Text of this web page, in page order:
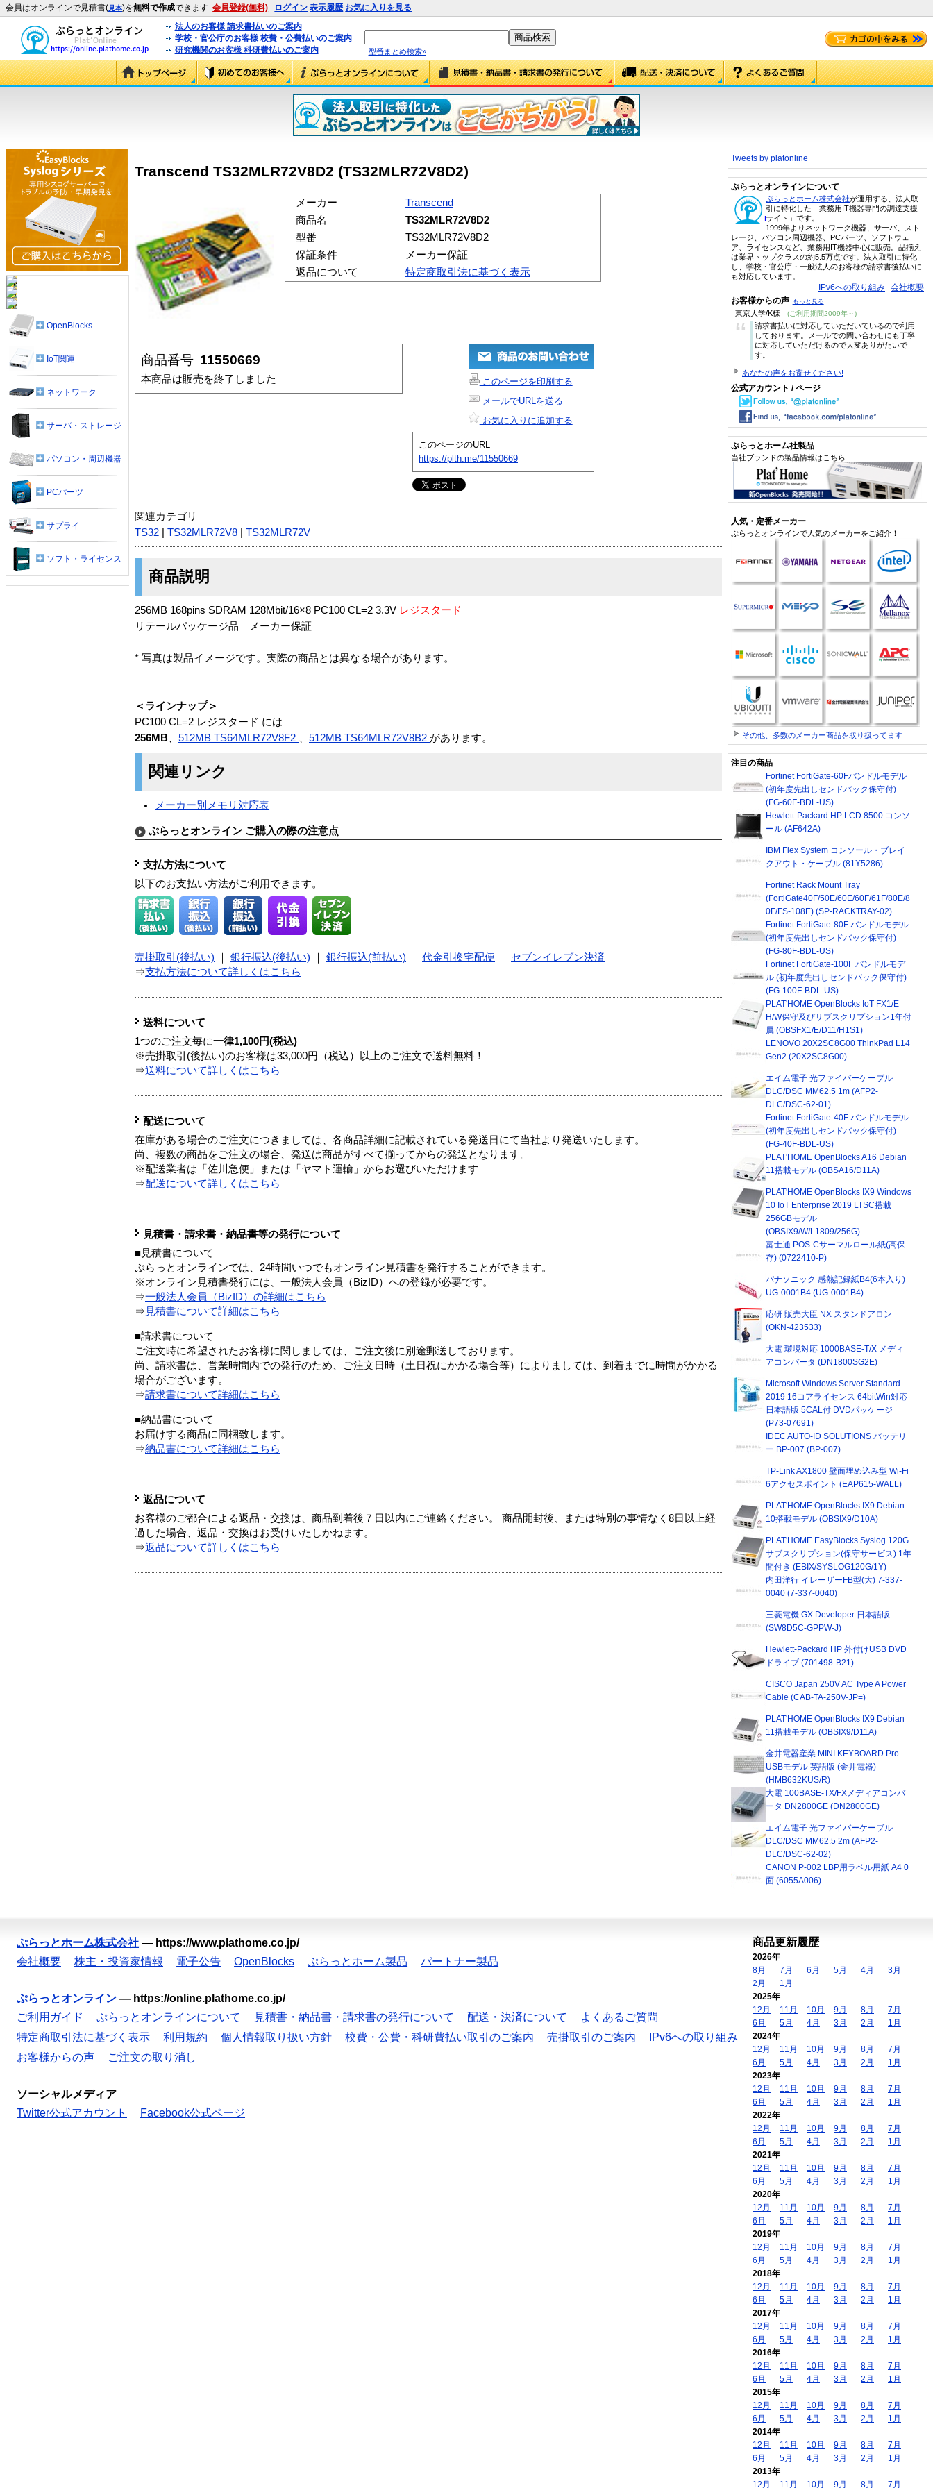
会員はオンラインで見積書(見本)を無料で作成できます 会員登録(無料) ログイン 表示履歴 お気に入りを見る
法人のお客様 請求書払いのご案内
学校・官公庁のお客様 校費・公費払いのご案内
研究機関のお客様 科研費払いのご案内
型番まとめ検索»
Transcend TS32MLR72V8D2 (TS32MLR72V8D2)
メーカー
Transcend
商品名
TS32MLR72V8D2
型番
TS32MLR72V8D2
保証条件
メーカー保証
返品について
特定商取引法に基づく表示
商品番号 11550669
本商品は販売を終了しました
このページを印刷する
メールでURLを送る
お気に入りに追加する
このページのURL
https://plth.me/11550669
関連カテゴリ
TS32
TS32MLR72V8 TS32MLR72V
商品説明
256MB 168pins SDRAM 128Mbit/16×8 PC100 CL=2 3.3V レジスタード
リテールパッケージ品 メーカー保証
* 写真は製品イメージです。実際の商品とは異なる場合があります。
＜ラインナップ＞
PC100 CL=2 レジスタード には
256MB
512MB TS64MLR72V8F2 512MB TS64MLR72V8B2 があります。
関連リンク
メーカー別メモリ対応表
ぷらっとオンライン ご購入の際の注意点
支払方法について
以下のお支払い方法がご利用できます。
売掛取引(後払い) 銀行振込(後払い) 銀行振込(前払い) 代金引換宅配便
セブンイレブン決済
⇒支払方法について詳しくはこちら
送料について
1つのご注文毎に一律1,100円(税込)
※売掛取引(後払い)のお客様は33,000円（税込）以上のご注文で送料無料！
⇒送料について詳しくはこちら
配送について
在庫がある場合のご注文につきましては、各商品詳細に記載されている発送日にて当社より発送いたします。
尚、複数の商品をご注文の場合、発送は商品がすべて揃ってからの発送となります。
※配送業者は「佐川急便」または「ヤマト運輸」からお選びいただけます
⇒配送について詳しくはこちら
見積書・請求書・納品書等の発行について
■見積書について
ぷらっとオンラインでは、24時間いつでもオンライン見積書を発行することができます。
※オンライン見積書発行には、一般法人会員（BizID）への登録が必要です。
⇒一般法人会員（BizID）の詳細はこちら
⇒ 見積書について詳細はこちら
■請求書について
ご注文時に希望されたお客様に関しましては、ご注文後に別途郵送しております。
尚、請求書は、営業時間内での発行のため、ご注文日時（土日祝にかかる場合等）によりましては、到着までに時間がかかる
場合がございます。
⇒請求書について詳細はこちら
■納品書について
お届けする商品に同梱致します。
⇒納品書について詳細はこちら
返品について
お客様のご都合による返品・交換は、商品到着後７日以内にご連絡ください。 商品開封後、または特別の事情なく8日以上経
過した場合、返品・交換はお受けいたしかねます。
⇒返品について詳しくはこちら
OpenBlocks
IoT関連
ネットワーク
サーバ・ストレージ
パソコン・周辺機器
PCパーツ
サプライ
ソフト・ライセンス
Tweets by platonline
ぷらっとオンラインについて
ぷらっとホーム株式会社が運用する、法人取
引に特化した「業務用IT機器専門の調達支援
サイト」です。
1999年よりネットワーク機器、サーバ、スト
レージ、パソコン周辺機器、PCパーツ、ソフトウェ
ア、ライセンスなど、業務用IT機器中心に販売。品揃え
は業界トップクラスの約5.5万点です。法人取引に特化
し、学校・官公庁・一般法人のお客様の請求書後払いに
も対応しています。
IPv6への取り組み 会社概要
お客様からの声 もっと見る
東京大学/K様 (ご利用期間2009年～)
“
請求書払いに対応していただいているので利用
しております。メールでの問い合わせにも丁寧
に対応していただけるので大変ありがたいで
す。
あなたの声をお寄せください!
公式アカウント / ページ
ぷらっとホーム社製品
当社ブランドの製品情報はこちら
人気・定番メーカー
ぷらっとオンラインで人気のメーカーをご紹介！
その他、多数のメーカー商品を取り扱ってます
注目の商品
Fortinet FortiGate-60Fバンドルモデル
(初年度先出しセンドバック保守付)
(FG-60F-BDL-US)
Hewlett-Packard HP LCD 8500 コンソ
ール (AF642A)
IBM Flex System コンソール・ブレイ
クアウト・ケーブル (81Y5286)
Fortinet Rack Mount Tray
(FortiGate40F/50E/60E/60F/61F/80E/8
0F/FS-108E) (SP-RACKTRAY-02)
Fortinet FortiGate-80F バンドルモデル
(初年度先出しセンドバック保守付)
(FG-80F-BDL-US)
Fortinet FortiGate-100F バンドルモデ
ル (初年度先出しセンドバック保守付)
(FG-100F-BDL-US)
PLAT'HOME OpenBlocks IoT FX1/E
H/W保守及びサブスクリプション1年付
属 (OBSFX1/E/D11/H1S1)
LENOVO 20X2SC8G00 ThinkPad L14
Gen2 (20X2SC8G00)
エイム電子 光ファイバーケーブル
DLC/DSC MM62.5 1m (AFP2-
DLC/DSC-62-01)
Fortinet FortiGate-40F バンドルモデル
(初年度先出しセンドバック保守付)
(FG-40F-BDL-US)
PLAT'HOME OpenBlocks A16 Debian
11搭載モデル (OBSA16/D11A)
PLAT'HOME OpenBlocks IX9 Windows
10 IoT Enterprise 2019 LTSC搭載
256GBモデル
(OBSIX9/W/L1809/256G)
富士通 POS-Cサーマルロール紙(高保
存) (0722410-P)
パナソニック 感熱記録紙B4(6本入り)
UG-0001B4 (UG-0001B4)
応研 販売大臣 NX スタンドアロン
(OKN-423533)
大電 環境対応 1000BASE-T/X メディ
アコンバータ (DN1800SG2E)
Microsoft Windows Server Standard
2019 16コアライセンス 64bitWin対応
日本語版 5CAL付 DVDパッケージ
(P73-07691)
IDEC AUTO-ID SOLUTIONS バッテリ
ー BP-007 (BP-007)
TP-Link AX1800 壁面埋め込み型 Wi-Fi
6アクセスポイント (EAP615-WALL)
PLAT'HOME OpenBlocks IX9 Debian
10搭載モデル (OBSIX9/D10A)
PLAT'HOME EasyBlocks Syslog 120G
サブスクリプション(保守サービス) 1年
間付き (EBIX/SYSLOG120G/1Y)
内田洋行 イレーザーFB型(大) 7-337-
0040 (7-337-0040)
三菱電機 GX Developer 日本語版
(SW8D5C-GPPW-J)
Hewlett-Packard HP 外付けUSB DVD
ドライブ (701498-B21)
CISCO Japan 250V AC Type A Power
Cable (CAB-TA-250V-JP=)
PLAT'HOME OpenBlocks IX9 Debian
11搭載モデル (OBSIX9/D11A)
金井電器産業 MINI KEYBOARD Pro
USBモデル 英語版 (金井電器)
(HMB632KUS/R)
大電 100BASE-TX/FXメディアコンバ
ータ DN2800GE (DN2800GE)
エイム電子 光ファイバーケーブル
DLC/DSC MM62.5 2m (AFP2-
DLC/DSC-62-02)
CANON P-002 LBP用ラベル用紙 A4 0
面 (6055A006)
ぷらっとホーム株式会社 — https://www.plathome.co.jp/
会社概要
株主・投資家情報 電子公告 OpenBlocks ぷらっとホーム製品 パートナー製品
ぷらっとオンライン — https://online.plathome.co.jp/
ご利用ガイド
ぷらっとオンラインについて 見積書・納品書・請求書の発行について 配送・決済について
よくあるご質問
特定商取引法に基づく表示
利用規約 個人情報取り扱い方針 校費・公費・科研費払い取引のご案内 売掛取引のご案内
IPv6への取り組み
お客様からの声
ご注文の取り消し
ソーシャルメディア
Twitter公式アカウント
Facebook公式ページ
商品更新履歴
2026年
8月
7月 6月 5月 4月
3月
2月
1月
2025年
12月
11月 10月 9月 8月
7月
6月
5月 4月 3月 2月
1月
2024年
12月
11月 10月 9月 8月
7月
6月
5月 4月 3月 2月
1月
2023年
12月
11月 10月 9月 8月
7月
6月
5月 4月 3月 2月
1月
2022年
12月
11月 10月 9月 8月
7月
6月
5月 4月 3月 2月
1月
2021年
12月
11月 10月 9月 8月
7月
6月
5月 4月 3月 2月
1月
2020年
12月
11月 10月 9月 8月
7月
6月
5月 4月 3月 2月
1月
2019年
12月
11月 10月 9月 8月
7月
6月
5月 4月 3月 2月
1月
2018年
12月
11月 10月 9月 8月
7月
6月
5月 4月 3月 2月
1月
2017年
12月
11月 10月 9月 8月
7月
6月
5月 4月 3月 2月
1月
2016年
12月
11月 10月 9月 8月
7月
6月
5月 4月 3月 2月
1月
2015年
12月
11月 10月 9月 8月
7月
6月
5月 4月 3月 2月
1月
2014年
12月
11月 10月 9月 8月
7月
6月
5月 4月 3月 2月
1月
2013年
12月
11月 10月 9月 8月 7月